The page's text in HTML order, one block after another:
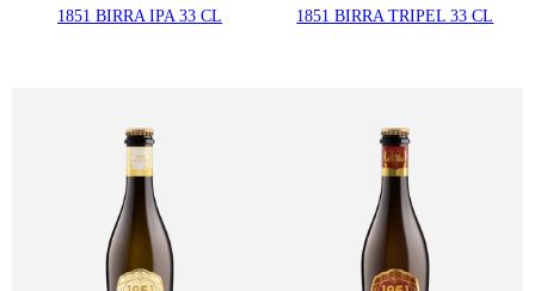
1851 BIRRA IPA 33 CL 1851 BIRRA TRIPEL 33 CL